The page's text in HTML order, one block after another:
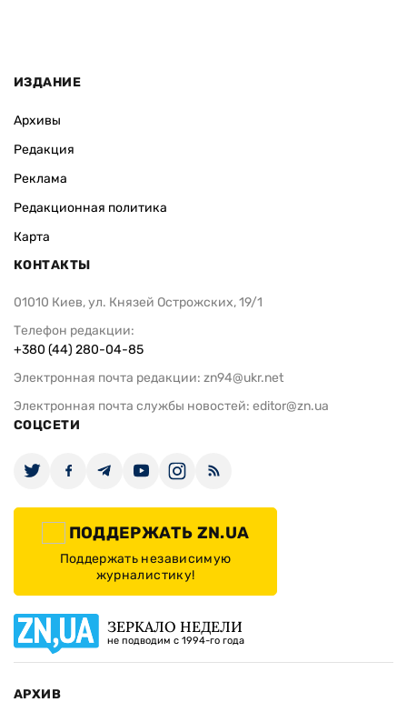
ИЗДАНИЕ
Архивы
Редакция
Реклама
Редакционная политика
Карта
КОНТАКТЫ
01010 Киев, ул. Князей Острожских, 19/1
Телефон редакции:
+380 (44) 280-04-85
Электронная почта редакции: zn94@ukr.net
Электронная почта службы новостей: editor@zn.ua
СОЦСЕТИ
ПОДДЕРЖАТЬ ZN.UA
Поддержать независимую
журналистику!
ЗЕРКАЛО НЕДЕЛИ
не подводим с 1994-го года
АРХИВ